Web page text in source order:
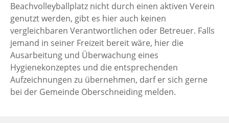
Beachvolleyballplatz nicht durch einen aktiven Verein
genutzt werden, gibt es hier auch keinen
vergleichbaren Verantwortlichen oder Betreuer. Falls
jemand in seiner Freizeit bereit wäre, hier die
Ausarbeitung und Überwachung eines
Hygienekonzeptes und die entsprechenden
Aufzeichnungen zu übernehmen, darf er sich gerne
bei der Gemeinde Oberschneiding melden.